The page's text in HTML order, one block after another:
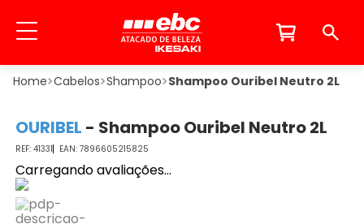
Cabelos Shampoo Shampoo Ouribel Neutro 2L
OURIBEL - Shampoo Ouribel Neutro 2L
41331 7896605215825
Carregando avaliações...